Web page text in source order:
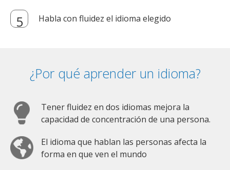
Habla con fluidez el idioma elegido
¿Por qué aprender un idioma?
Tener fluidez en dos idiomas mejora la
capacidad de concentración de una persona.
El idioma que hablan las personas afecta la
forma en que ven el mundo